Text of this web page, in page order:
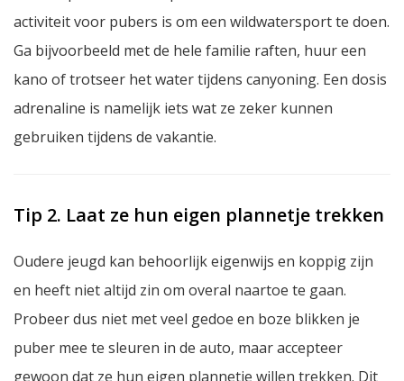
activiteit voor pubers is om een wildwatersport te doen.
Ga bijvoorbeeld met de hele familie raften, huur een
kano of trotseer het water tijdens canyoning. Een dosis
adrenaline is namelijk iets wat ze zeker kunnen
gebruiken tijdens de vakantie.
Tip 2. Laat ze hun eigen plannetje trekken
Oudere jeugd kan behoorlijk eigenwijs en koppig zijn
en heeft niet altijd zin om overal naartoe te gaan.
Probeer dus niet met veel gedoe en boze blikken je
puber mee te sleuren in de auto, maar accepteer
gewoon dat ze hun eigen plannetje willen trekken. Dit